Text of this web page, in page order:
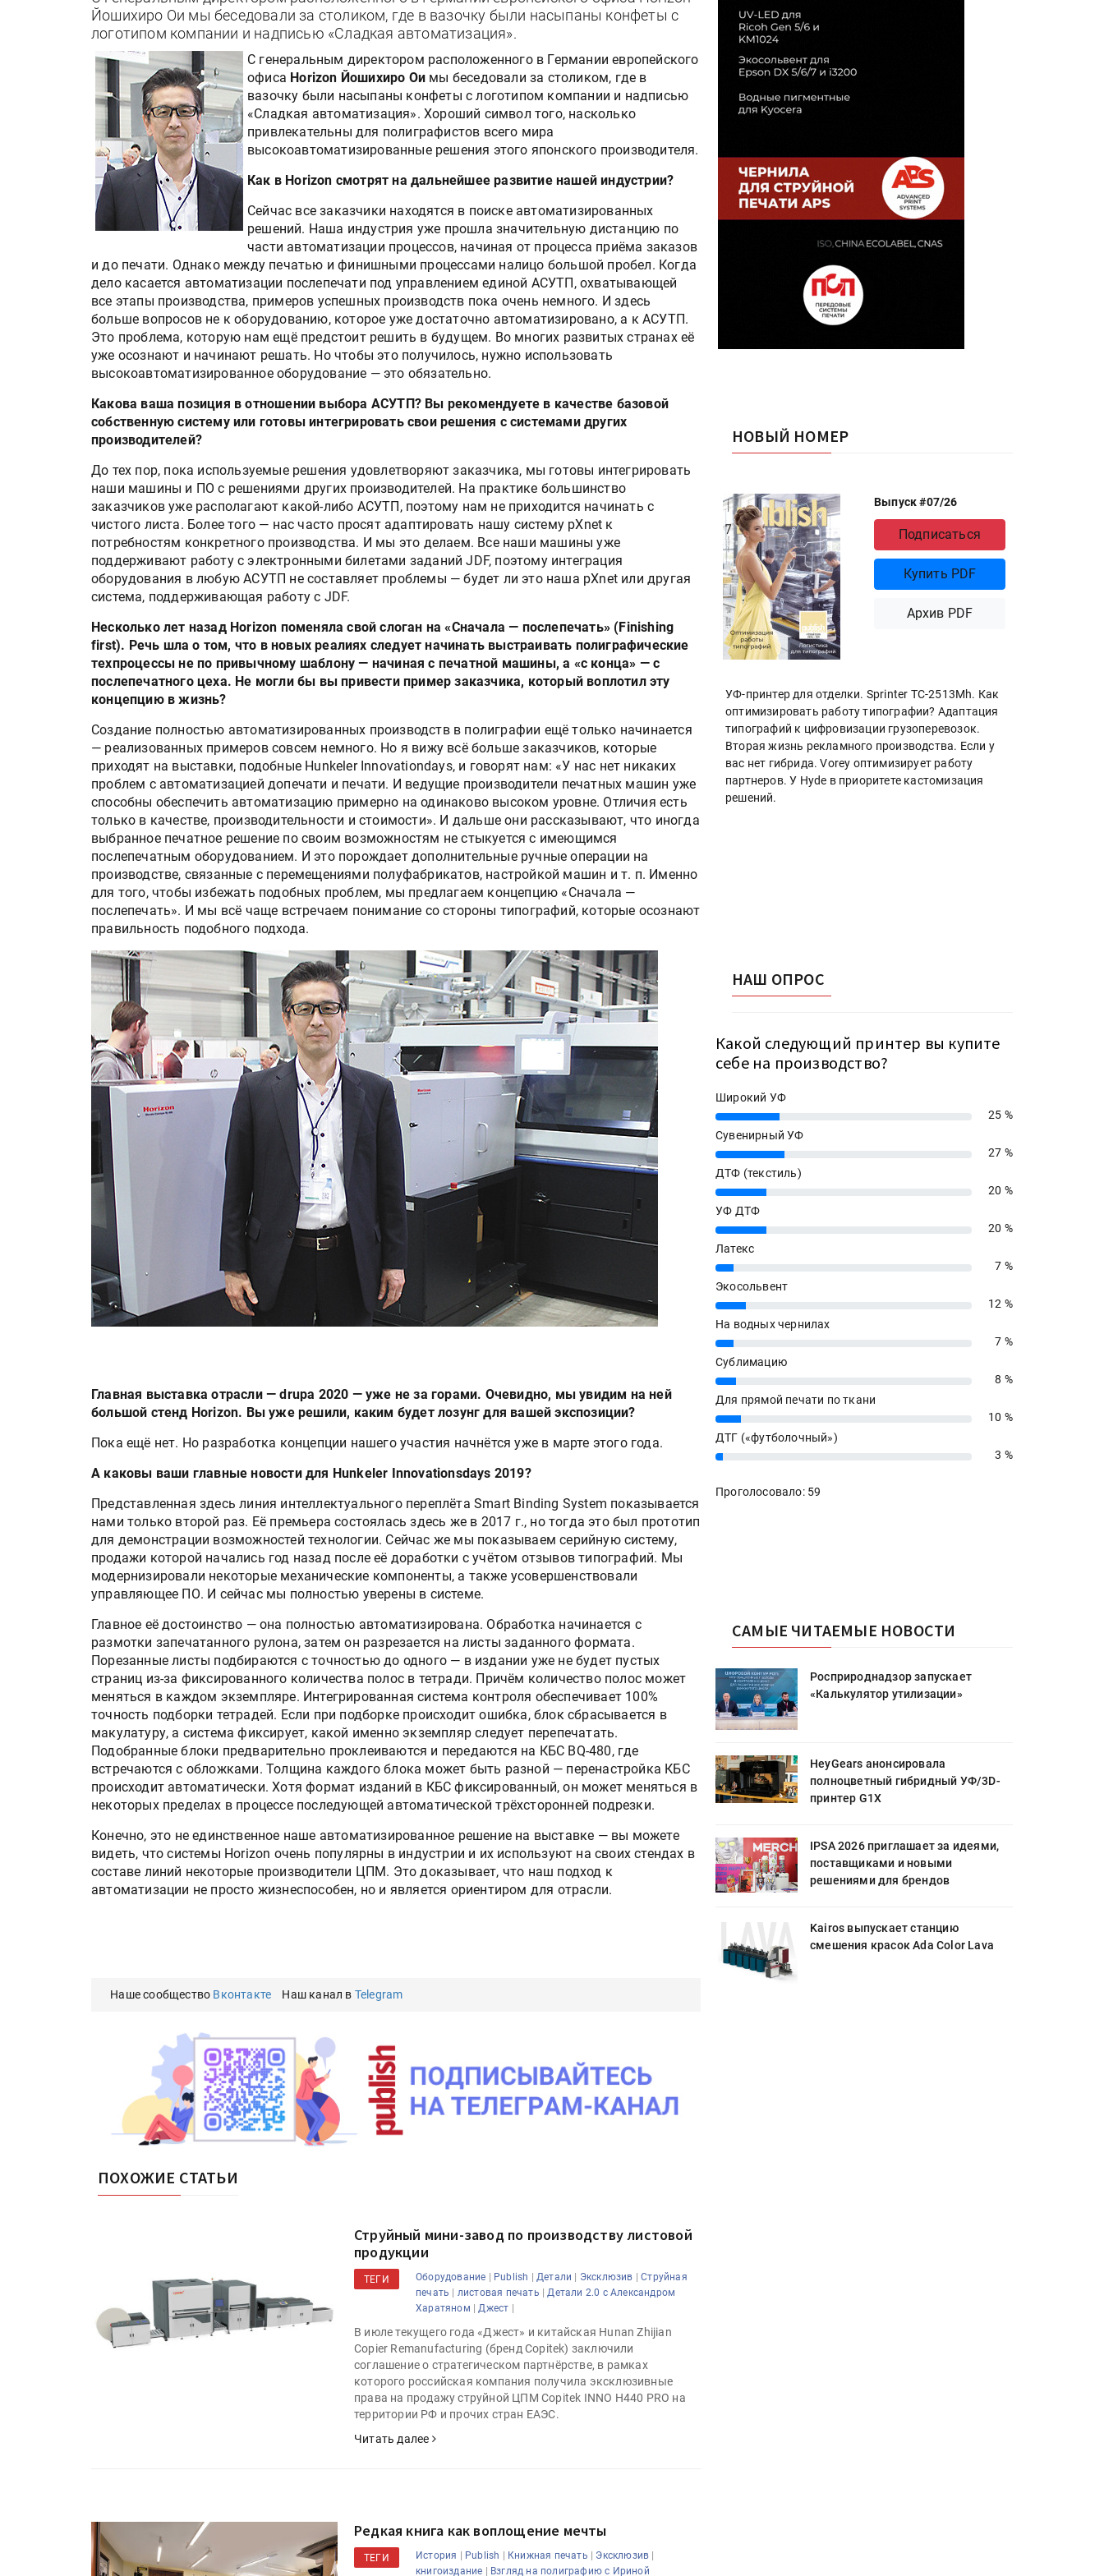
Йошихиро Ои мы беседовали за столиком, где в вазочку были насыпаны конфеты с
логотипом компании и надписью «Сладкая автоматизация».
С генеральным директором расположенного в Германии европейского
офиса Horizon Йошихиро Ои мы беседовали за столиком, где в
вазочку были насыпаны конфеты с логотипом компании и надписью
«Сладкая автоматизация». Хороший символ того, насколько
привлекательны для полиграфистов всего мира
высокоавтоматизированные решения этого японского производителя.
Как в Horizon смотрят на дальнейшее развитие нашей индустрии?
Сейчас все заказчики находятся в поиске автоматизированных
решений. Наша индустрия уже прошла значительную дистанцию по
части автоматизации процессов, начиная от процесса приёма заказов
и до печати. Однако между печатью и финишными процессами налицо большой пробел. Когда
дело касается автоматизации послепечати под управлением единой АСУТП, охватывающей
все этапы производства, примеров успешных производств пока очень немного. И здесь
больше вопросов не к оборудованию, которое уже достаточно автоматизировано, а к АСУТП.
Это проблема, которую нам ещё предстоит решить в будущем. Во многих развитых странах её
уже осознают и начинают решать. Но чтобы это получилось, нужно использовать
высокоавтоматизированное оборудование — это обязательно.
Какова ваша позиция в отношении выбора АСУТП? Вы рекомендуете в качестве базовой
собственную систему или готовы интегрировать свои решения с системами других
производителей?
До тех пор, пока используемые решения удовлетворяют заказчика, мы готовы интегрировать
наши машины и ПО с решениями других производителей. На практике большинство
заказчиков уже располагают какой-либо АСУТП, поэтому нам не приходится начинать с
чистого листа. Более того — нас часто просят адаптировать нашу систему pXnet к
потребностям конкретного производства. И мы это делаем. Все наши машины уже
поддерживают работу с электронными билетами заданий JDF, поэтому интеграция
оборудования в любую АСУТП не составляет проблемы — будет ли это наша pXnet или другая
система, поддерживающая работу с JDF.
Несколько лет назад Horizon поменяла свой слоган на «Сначала — послепечать» (Finishing
first). Речь шла о том, что в новых реалиях следует начинать выстраивать полиграфические
техпроцессы не по привычному шаблону — начиная с печатной машины, а «с конца» — с
послепечатного цеха. Не могли бы вы привести пример заказчика, который воплотил эту
концепцию в жизнь?
Создание полностью автоматизированных производств в полиграфии ещё только начинается
— реализованных примеров совсем немного. Но я вижу всё больше заказчиков, которые
приходят на выставки, подобные Hunkeler Innovationdays, и говорят нам: «У нас нет никаких
проблем с автоматизацией допечати и печати. И ведущие производители печатных машин уже
способны обеспечить автоматизацию примерно на одинаково высоком уровне. Отличия есть
только в качестве, производительности и стоимости». И дальше они рассказывают, что иногда
выбранное печатное решение по своим возможностям не стыкуется с имеющимся
послепечатным оборудованием. И это порождает дополнительные ручные операции на
производстве, связанные с перемещениями полуфабрикатов, настройкой машин и т. п. Именно
для того, чтобы избежать подобных проблем, мы предлагаем концепцию «Сначала —
послепечать». И мы всё чаще встречаем понимание со стороны типографий, которые осознают
правильность подобного подхода.
Главная выставка отрасли — drupa 2020 — уже не за горами. Очевидно, мы увидим на ней
большой стенд Horizon. Вы уже решили, каким будет лозунг для вашей экспозиции?
Пока ещё нет. Но разработка концепции нашего участия начнётся уже в марте этого года.
А каковы ваши главные новости для Hunkeler Innovationsdays 2019?
Представленная здесь линия интеллектуального переплёта Smart Binding System показывается
нами только второй раз. Её премьера состоялась здесь же в 2017 г., но тогда это был прототип
для демонстрации возможностей технологии. Сейчас же мы показываем серийную систему,
продажи которой начались год назад после её доработки с учётом отзывов типографий. Мы
модернизировали некоторые механические компоненты, а также усовершенствовали
управляющее ПО. И сейчас мы полностью уверены в системе.
Главное её достоинство — она полностью автоматизирована. Обработка начинается с
размотки запечатанного рулона, затем он разрезается на листы заданного формата.
Порезанные листы подбираются с точностью до одного — в издании уже не будет пустых
страниц из-за фиксированного количества полос в тетради. Причём количество полос может
меняться в каждом экземпляре. Интегрированная система контроля обеспечивает 100%
точность подборки тетрадей. Если при подборке происходит ошибка, блок сбрасывается в
макулатуру, а система фиксирует, какой именно экземпляр следует перепечатать.
Подобранные блоки предварительно проклеиваются и передаются на КБС BQ-480, где
встречаются с обложками. Толщина каждого блока может быть разной — перенастройка КБС
происходит автоматически. Хотя формат изданий в КБС фиксированный, он может меняться в
некоторых пределах в процессе последующей автоматической трёхсторонней подрезки.
Конечно, это не единственное наше автоматизированное решение на выставке — вы можете
видеть, что системы Horizon очень популярны в индустрии и их используют на своих стендах в
составе линий некоторые производители ЦПМ. Это доказывает, что наш подход к
автоматизации не просто жизнеспособен, но и является ориентиром для отрасли.
Наше сообщество Вконтакте Наш канал в Telegram
ПОХОЖИЕ СТАТЬИ
Струйный мини-завод по производству листовой
продукции
ТЕГИ Оборудование | Publish |Детали | Эксклюзив |Струйная
печать | листовая печать |Детали 2.0 с Александром
Харатяном |Джест |
В июле текущего года «Джест» и китайская Hunan Zhijian
Copier Remanufacturing (бренд Copitek) заключили
соглашение о стратегическом партнёрстве, в рамках
которого российская компания получила эксклюзивные
права на продажу струйной ЦПМ Copitek INNO H440 PRO на
территории РФ и прочих стран ЕАЭС.
Читать далее
Редкая книга как воплощение мечты
ТЕГИ История | Publish | Книжная печать | Эксклюзив |
книгоиздание | Взгляд на полиграфию с Ириной
НОВЫЙ НОМЕР
Выпуск #07/26
Подписаться
Купить PDF
Архив PDF
УФ-принтер для отделки. Sprinter ТС-2513Mh. Как
оптимизировать работу типографии? Адаптация
типографий к цифровизации грузоперевозок.
Вторая жизнь рекламного производства. Если у
вас нет гибрида. Vorey оптимизирует работу
партнеров. У Hyde в приоритете кастомизация
решений.
НАШ ОПРОС
Какой следующий принтер вы купите
себе на производство?
Широкий УФ
25%
25 %
Сувенирный УФ
27%
27 %
ДТФ (текстиль)
20%
20 %
УФ ДТФ
20%
20 %
Латекс
7%
7 %
Экосольвент
12%
12 %
На водных чернилах
7%
7 %
Сублимацию
8%
8 %
Для прямой печати по ткани
10%
10 %
ДТГ («футболочный»)
3% 3 %
Проголосовало: 59
САМЫЕ ЧИТАЕМЫЕ НОВОСТИ
Росприроднадзор запускает
«Калькулятор утилизации»
HeyGears анонсировала
полноцветный гибридный УФ/3D-
IPSA 2026 приглашает за идеями,
поставщиками и новыми
решениями для брендов
Росприроднадзор запускает
«Калькулятор утилизации»
HeyGears анонсировала
полноцветный гибридный УФ/3D-
принтер G1X
поставщиками и новыми
решениями для брендов
Росприроднадзор запускает
«Калькулятор утилизации»
HeyGears анонсировала
полноцветный гибридный УФ/3D-
принтер G1X
IPSA 2026 приглашает за идеями,
поставщиками и новыми
решениями для брендов
Kairos выпускает станцию
смешения красок Ada Color Lava